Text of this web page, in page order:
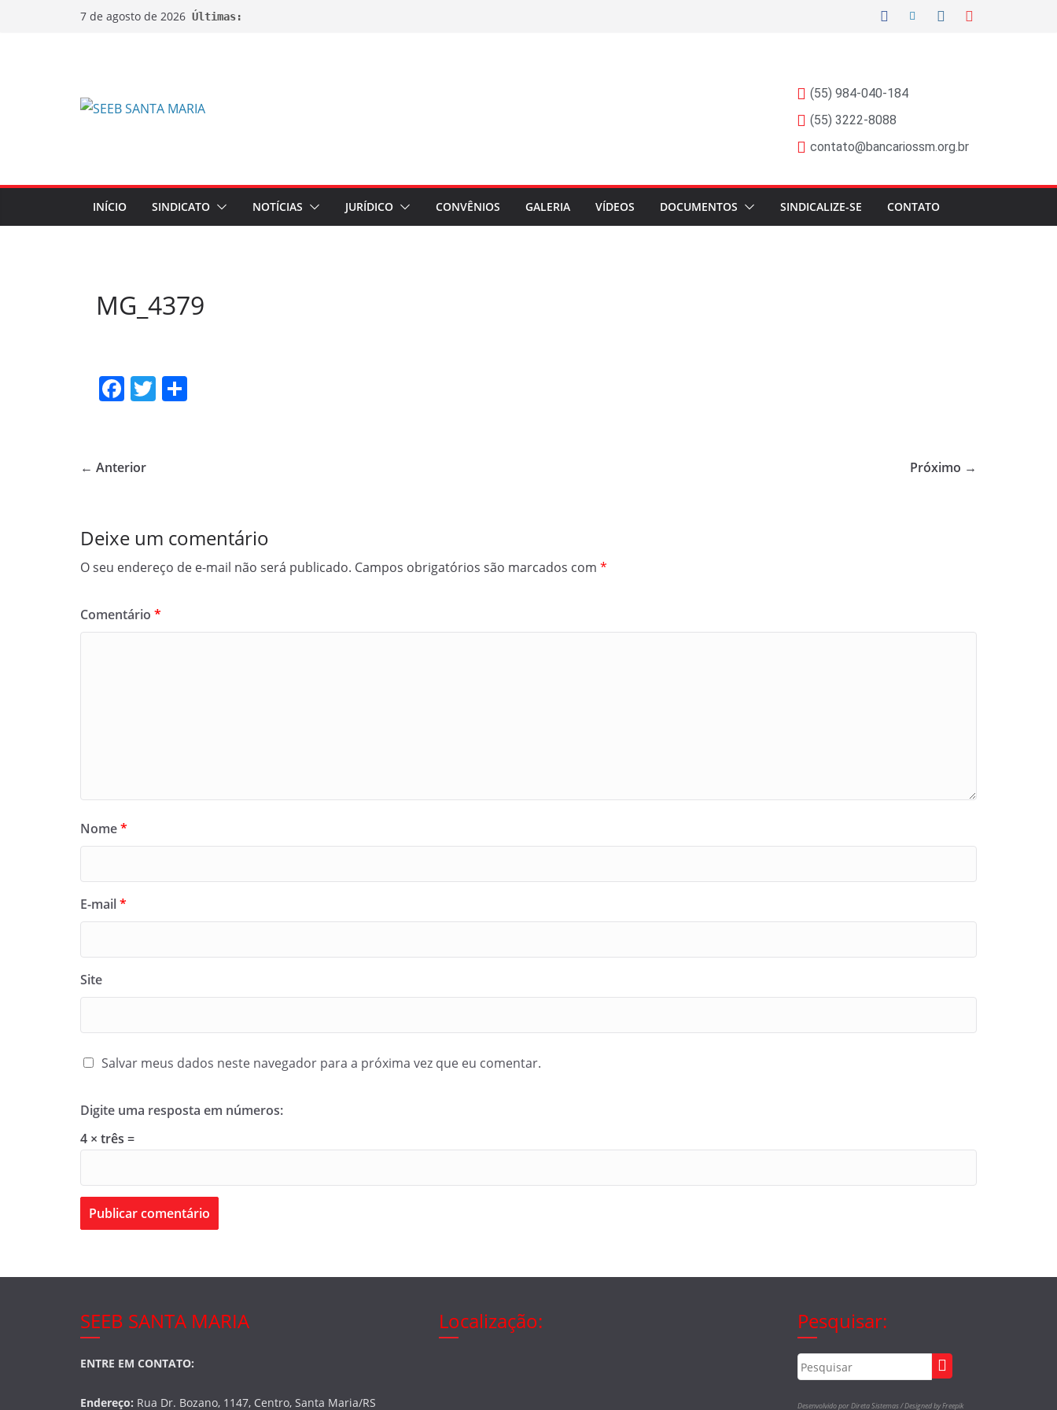
7 de agosto de 2026 Últimas:
(55) 984-040-184
(55) 3222-8088
contato@bancariossm.org.br
INÍCIO SINDICATO NOTÍCIAS JURÍDICO CONVÊNIOS GALERIA VÍDEOS DOCUMENTOS SINDICALIZE-SE CONTATO
MG_4379
F
e
o
k
T
← Anterior Próximo →
Deixe um comentário
O seu endereço de e-mail não será publicado. Campos obrigatórios são marcados com *
Comentário *
Nome*
E-mail*
Site
Salvar meus dados neste navegador para a próxima vez que eu comentar.
Digite uma resposta em números:
4 × três =
SEEB SANTA MARIA
ENTRE EM CONTATO:
Endereço: Rua Dr. Bozano, 1147, Centro, Santa Maria/RS
Localização: Pesquisar:
Desenvolvido por Direta Sistemas /Designed by Freepik